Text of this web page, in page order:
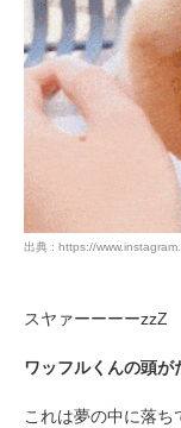
出典 : https://
スヤァーーーーzzZ
ワッフルくんの頭が
これは夢の中に落